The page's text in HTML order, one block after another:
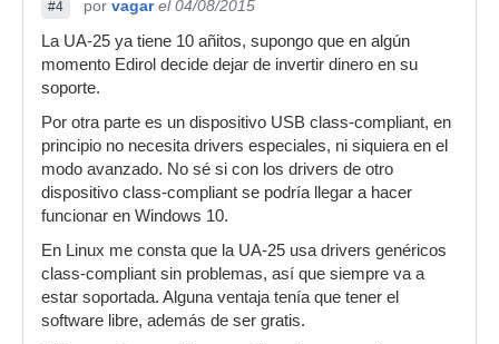
#4 por vagar el 04/08/2015
La UA-25 ya tiene 10 añitos, supongo que en algún
momento Edirol decide dejar de invertir dinero en su
soporte.
Por otra parte es un dispositivo USB class-compliant, en
principio no necesita drivers especiales, ni siquiera en el
modo avanzado. No sé si con los drivers de otro
dispositivo class-compliant se podría llegar a hacer
funcionar en Windows 10.
En Linux me consta que la UA-25 usa drivers genéricos
class-compliant sin problemas, así que siempre va a
estar soportada. Alguna ventaja tenía que tener el
software libre, además de ser gratis.